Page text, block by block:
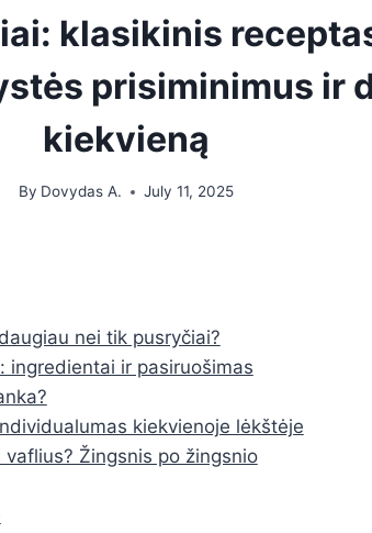
klasikinis
prisiminimus ir
kiekvieną
By Dovydas A. July 11, 2025
nei tik pusryčiai?
ingredientai ir pasiruošimas
kiekvienoje lėkštėje
Žingsnis po žingsnio